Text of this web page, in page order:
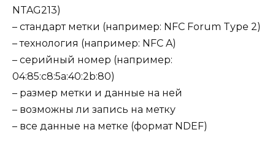
NTAG213)
– стандарт метки (например: NFC Forum Type 2)
– технология (например: NFC A)
– серийный номер (например:
04:85:c8:5a:40:2b:80)
– размер метки и данные на ней
– возможны ли запись на метку
– все данные на метке (формат NDEF)